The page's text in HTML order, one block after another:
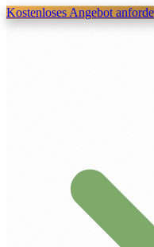
Kostenloses Angebot